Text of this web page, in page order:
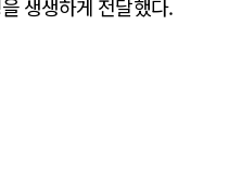
생생하게 전달했다.